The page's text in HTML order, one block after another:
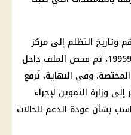
وتاريخ التظلم إلى مركز
عبر الخط الساخن 19959، ثم فحص الملف داخل
المختصة. وفي النهاية، تُرفع
إلى وزارة التموين لإجراء
بشأن عودة الدعم للحالات